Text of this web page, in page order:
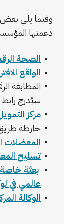
وفيما يلي بعض
دعمتها
الصحة
الواقع
سيُدرج رابط
مركز
خارطة
المعضلات
تسليح
بعثة خاصة
عالمي في
الوكالة